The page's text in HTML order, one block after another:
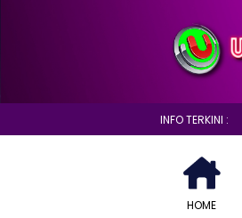
INFO TERKINI :
HOME